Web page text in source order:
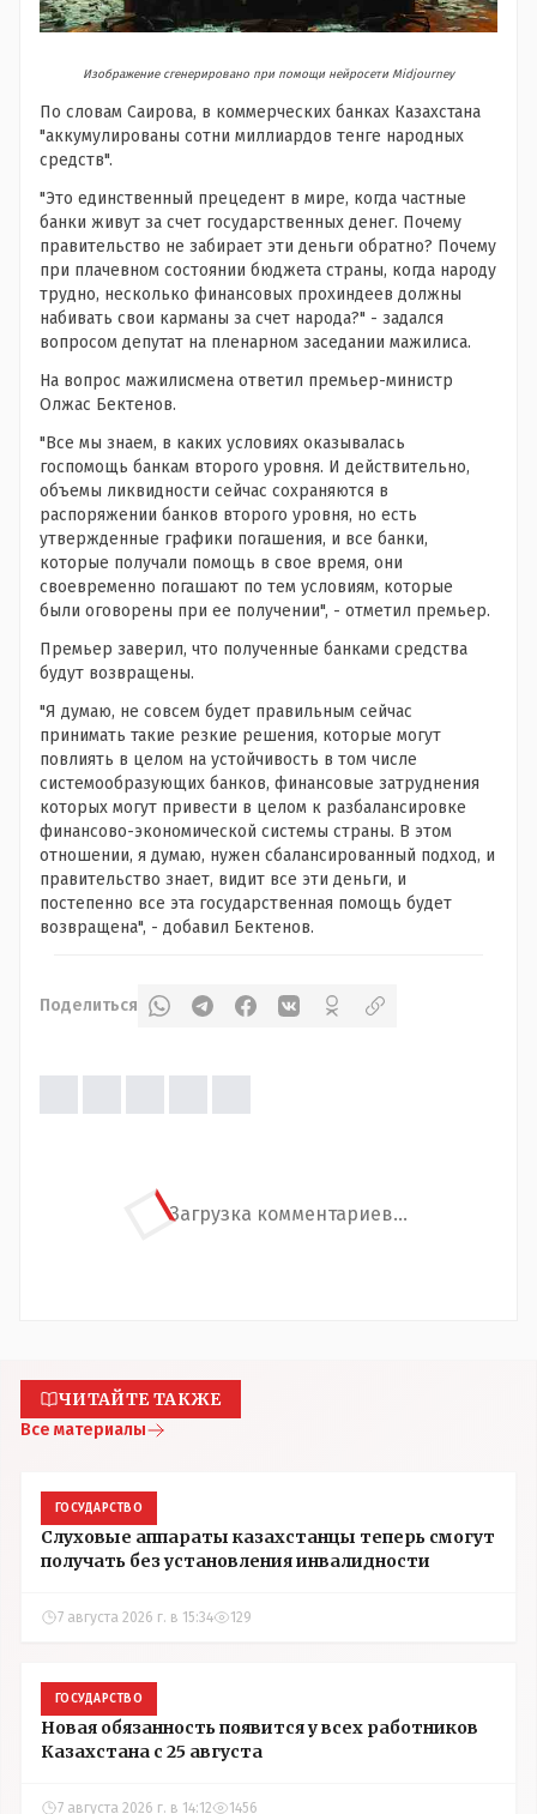
Изображение сгенерировано при помощи нейросети Midjourney
По словам Саирова, в коммерческих банках Казахстана
"аккумулированы сотни миллиардов тенге народных
средств".
"Это единственный прецедент в мире, когда частные
банки живут за счет государственных денег. Почему
правительство не забирает эти деньги обратно? Почему
при плачевном состоянии бюджета страны, когда народу
трудно, несколько финансовых прохиндеев должны
набивать свои карманы за счет народа?" - задался
вопросом депутат на пленарном заседании мажилиса.
На вопрос мажилисмена ответил премьер-министр
Олжас Бектенов.
"Все мы знаем, в каких условиях оказывалась
госпомощь банкам второго уровня. И действительно,
объемы ликвидности сейчас сохраняются в
распоряжении банков второго уровня, но есть
утвержденные графики погашения, и все банки,
которые получали помощь в свое время, они
своевременно погашают по тем условиям, которые
были оговорены при ее получении", - отметил премьер.
Премьер заверил, что полученные банками средства
будут возвращены.
"Я думаю, не совсем будет правильным сейчас
принимать такие резкие решения, которые могут
повлиять в целом на устойчивость в том числе
системообразующих банков, финансовые затруднения
которых могут привести в целом к разбалансировке
финансово-экономической системы страны. В этом
отношении, я думаю, нужен сбалансированный подход, и
правительство знает, видит все эти деньги, и
постепенно все эта государственная помощь будет
возвращена", - добавил Бектенов.
Поделиться
Загрузка комментариев...
ЧИТАЙТЕ ТАКЖЕ
Все материалы
ГОСУДАРСТВО
Слуховые аппараты казахстанцы теперь смогут
получать без установления инвалидности
7 августа 2026 г. в 15:34 129
ГОСУДАРСТВО
Новая обязанность появится у всех работников
Казахстана с 25 августа
7 августа 2026 г. в 14:12 1456